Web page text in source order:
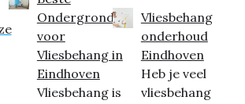
Ondergrond
voor
Vliesbehang in
Eindhoven
Vliesbehang is
Vliesbehang
onderhoud
Eindhoven
Heb je veel
vliesbehang